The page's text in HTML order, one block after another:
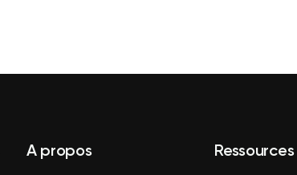
A propos Ressources